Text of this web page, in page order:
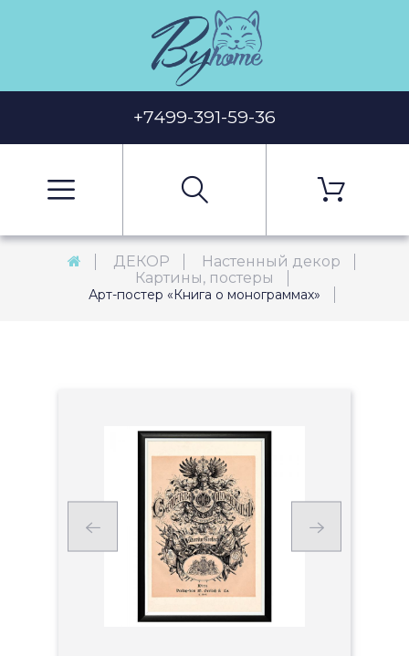
+7499-391-59-36
ДЕКОР
Настенный декор
Картины, постеры
Арт-постер «Книга о монограммах»